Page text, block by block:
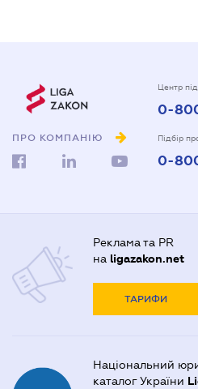
ПРО КОМПАНІЮ
Центр
0-
Підбір
0-
Реклама та PR
на ligazakon.net
ТАРИФИ
Національний
каталог України